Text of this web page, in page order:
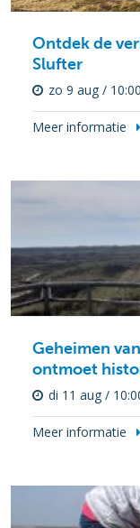
Ontdek de
Slufter
zo 9 aug /
Meer informatie
Geheimen
ontmoet
di 11 aug /
Meer informatie